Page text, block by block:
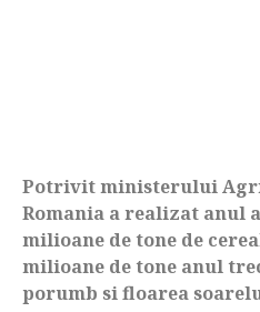
Potrivit ministerului
Romania a realizat anul
milioane de tone de
milioane de tone anul
porumb si floarea